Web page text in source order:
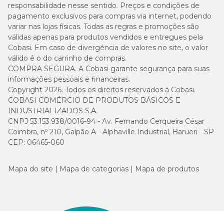
responsabilidade nesse sentido. Preços e condições de
pagamento exclusivos para compras via internet, podendo
variar nas lojas físicas. Todas as regras e promoções são
válidas apenas para produtos vendidos e entregues pela
Cobasi. Em caso de divergência de valores no site, o valor
válido é o do carrinho de compras.
COMPRA SEGURA. A Cobasi garante segurança para suas
informações pessoais e financeiras.
Copyright 2026. Todos os direitos reservados à Cobasi.
COBASI COMÉRCIO DE PRODUTOS BÁSICOS E
INDUSTRIALIZADOS S.A.
CNPJ 53.153.938/0016-94 - Av. Fernando Cerqueira César
Coimbra, nº 210, Galpão A - Alphaville Industrial, Barueri - SP
CEP: 06465-060
Mapa do site Mapa de categorias Mapa de produtos